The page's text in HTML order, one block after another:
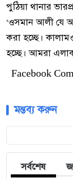
পুঠিয়া থানার
‘ওসমান আলী যে
করা হচ্ছে।
হচ্ছে। আমরা
Facebook
মন্তব্য করুন
সর্বশেষ